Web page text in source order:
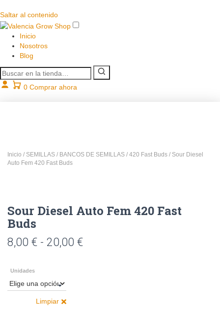
Saltar al contenido
Inicio
Nosotros
Blog
Buscar
productos
0 Comprar ahora
Inicio / SEMILLAS / BANCOS DE SEMILLAS / 420 Fast Buds / Sour Diesel
Auto Fem 420 Fast Buds
Sour Diesel Auto Fem 420 Fast
Buds
8,00 € - 20,00 €
Unidades
Limpiar